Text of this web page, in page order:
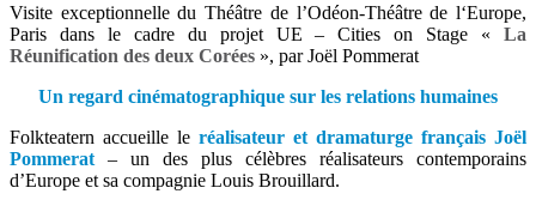
Visite exceptionnelle du Théâtre de l’Odéon-Théâtre de l‘Europe,
Paris dans le cadre du projet UE – Cities on Stage « La
Réunification des deux Corées », par Joël Pommerat
Un regard cinématographique sur les relations humaines
Folkteatern accueille le réalisateur et dramaturge français Joël
Pommerat – un des plus célèbres réalisateurs contemporains
d’Europe et sa compagnie Louis Brouillard.